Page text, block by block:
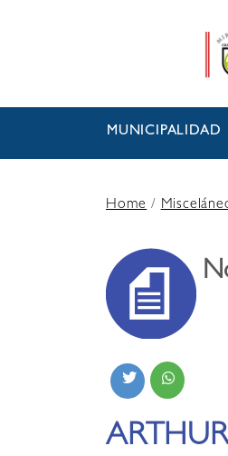
MUNICIPALIDAD
Home/